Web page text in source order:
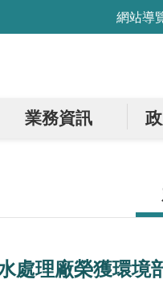
網站導
業務資訊
理廠榮獲環境